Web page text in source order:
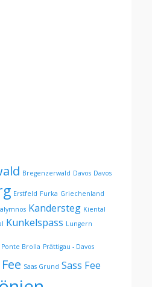
Bregenzerwald Davos Davos
Erstfeld Furka Griechenland
Kandersteg Kiental
Kunkelspass Lungern
Ponte Brolla Prättigau - Davos
Saas Grund Sass Fee